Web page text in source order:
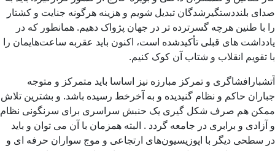
صدای بلنددستگیرشدگان تبدیل شویم و هزینه هرگونه جنایت و کشتار
را با طنین هرچه گسرترده تر در جهان پژواک دهیم. همانطور که در
یادداشت های قبلی تأکیدشده است، اکنون باید عقربه ساعت‌‌هایمان را
با تقویم انقلاب و شتاب آن کوک کنیم.
آتشبارافشاگری و تمرکز مبارزه نیز اساسا باید متمرکز و متوجه
جباران حاکم و نظام گنیدیده و به آخرخط رسیده باشد. و بشترین تلاش
ممکن هم صرف شکل گیری یک حنبش سراسری برای سرنگونی نظام
و آزادی و برابری در جامعه گردد . البته همزمان با آن می توان و باید
در سطحی دیگر با اپوزیسیون‌‌‌های ارتجاعی و موج سواران حرفه ای و